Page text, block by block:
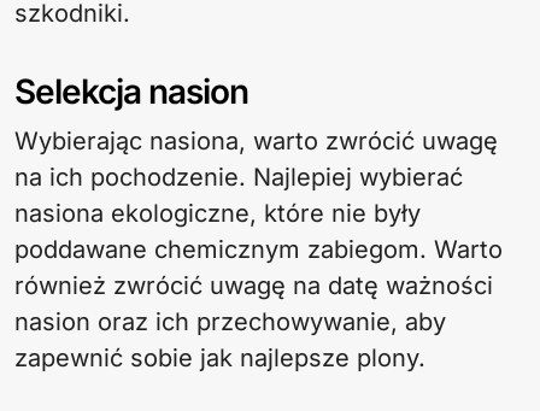
szkodniki.
Selekcja nasion
Wybierając nasiona, warto zwrócić uwagę
na ich pochodzenie. Najlepiej wybierać
nasiona ekologiczne, które nie były
poddawane chemicznym zabiegom. Warto
również zwrócić uwagę na datę ważności
nasion oraz ich przechowywanie, aby
zapewnić sobie jak najlepsze plony.